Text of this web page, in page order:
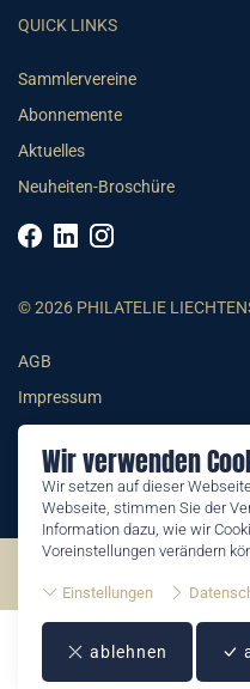
Wir verwenden
Wir setzen auf dieser
Webseite, stimmen Sie der
Information dazu, wie wir
Voreinstellungen verändern
Einstellungen
ablehnen
QUICK LINKS
Sammlervereine
Abonnemente
Aktuelles
Neuheiten-Broschüre
© 2026 PHILATELIE
AGB
Impressum
Datenschutzerklärung